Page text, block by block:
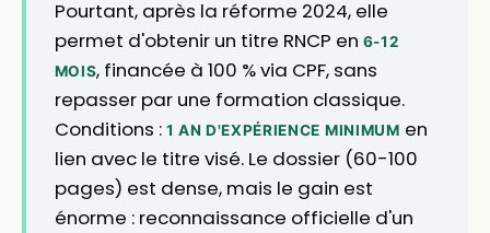
Pourtant, après la réforme 2024, elle
permet d'obtenir un titre RNCP en 6-12
MOIS, financée à 100 % via CPF, sans
repasser par une formation classique.
Conditions : 1 AN D'EXPÉRIENCE MINIMUM en
lien avec le titre visé. Le dossier (60-100
pages) est dense, mais le gain est
énorme : reconnaissance officielle d'un